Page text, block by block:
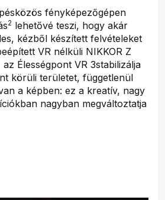
fényképezőgépen
2 lehetővé teszi, hogy akár
kézből készített felvételeket
VR nélküli NIKKOR Z
Élességpont VR 3stabilizálja
körüli területet, függetlenül
a képben: ez a kreatív, nagy
nagyban megváltoztatja